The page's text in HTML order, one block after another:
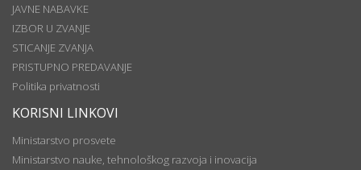
JAVNE NABAVKE
IZBOR U ZVANJE
STICANJE ZVANJA
PRISTUPNO PREDAVANJE
Politika privatnosti
KORISNI LINKOVI
Ministarstvo prosvete
Ministarstvo nauke, tehnološkog razvoja i inovacija